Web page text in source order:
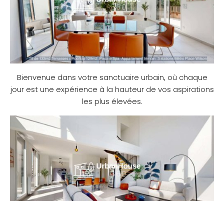
Bienvenue dans votre sanctuaire urbain, où chaque
jour est une expérience à la hauteur de vos aspirations
les plus élevées.